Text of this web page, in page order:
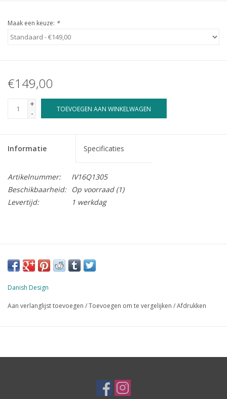
Maak een keuze: *
€149,00
+
-
TOEVOEGEN AAN WINKELWAGEN
Informatie Specificaties
Artikelnummer:
IV16Q1305
Beschikbaarheid:
Op voorraad(1)
Levertijd:
1 werkdag
Danish Design
Aan verlanglijst toevoegen /Toevoegen om te vergelijken /Afdrukken